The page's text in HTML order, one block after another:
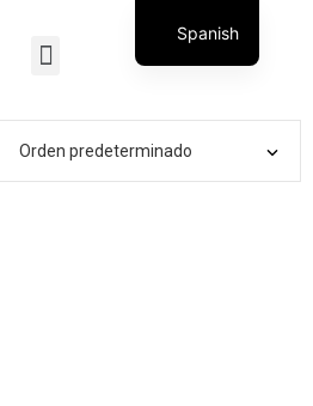
Spanish
English